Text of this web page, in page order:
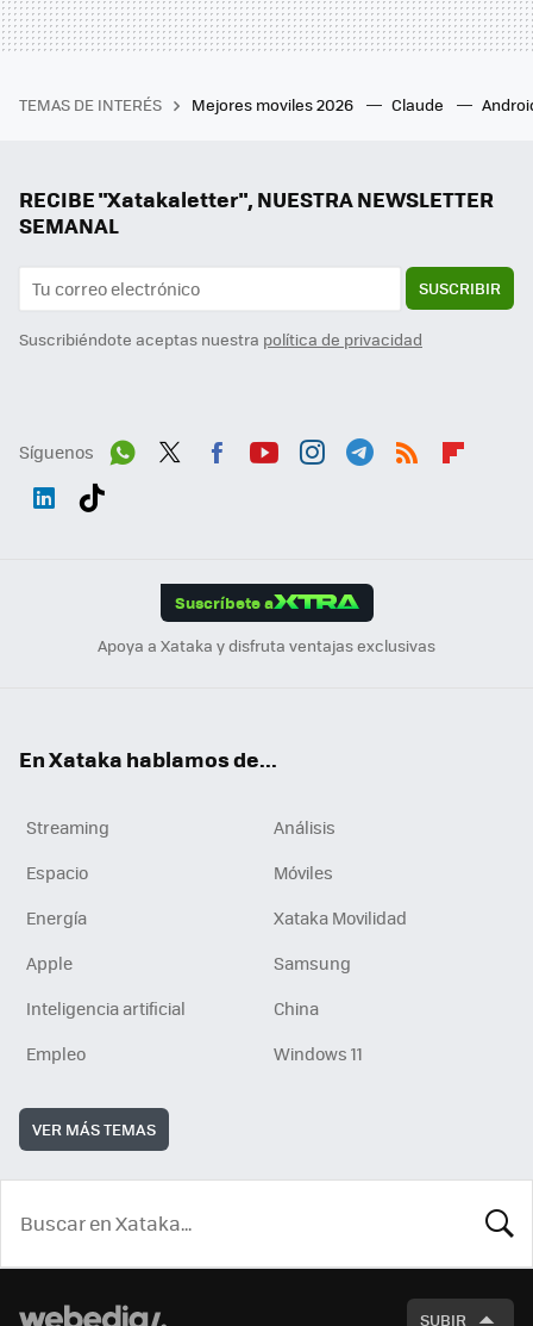
TEMAS DE INTERÉS Mejores moviles 2026 Claude
RECIBE "Xatakaletter", NUESTRA NEWSLETTER
SEMANAL
SUSCRIBIR
Suscribiéndote aceptas nuestra política de privacidad
Síguenos
Suscríbete a
Apoya a Xataka y disfruta ventajas exclusivas
En Xataka hablamos de...
Streaming
Análisis
Espacio
Móviles
Energía
Xataka Movilidad
Apple
Samsung
Inteligencia artificial
China
Empleo
Windows 11
VER MÁS TEMAS
SUBIR